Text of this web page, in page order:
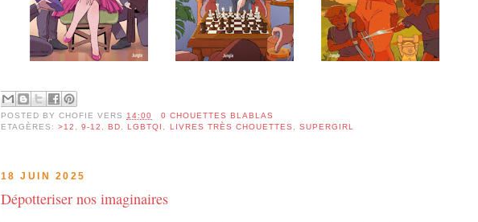
POSTED BYCHOFIE VERS 14:00
0 CHOUETTES BLABLAS
ETAGÈRES:>12 ,9-12 ,BD ,LGBTQI LIVRES TRÈS CHOUETTES SUPERGIRL
18 JUIN 2025
Dépotteriser nos imaginaires